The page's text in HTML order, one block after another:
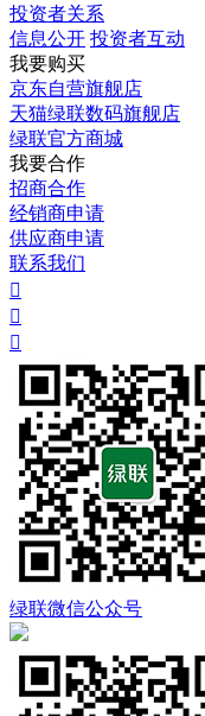
投资者关系
信息公开 投资者互动
我要购买
京东自营旗舰店
天猫绿联数码旗舰店
绿联官方商城
我要合作
招商合作
经销商申请
供应商申请
联系我们



绿联微信公众号